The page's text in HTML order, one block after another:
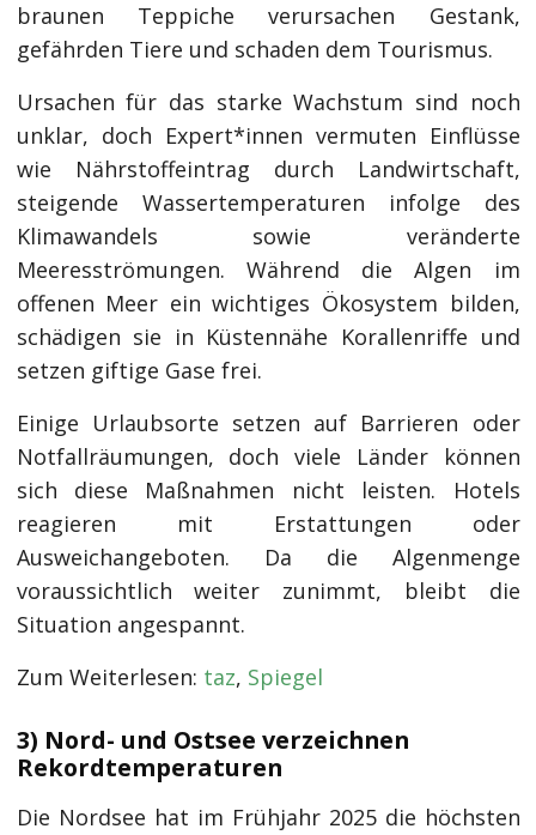
braunen Teppiche verursachen Gestank,
gefährden Tiere und schaden dem Tourismus.
Ursachen für das starke Wachstum sind noch
unklar, doch Expert*innen vermuten Einflüsse
wie Nährstoffeintrag durch Landwirtschaft,
steigende Wassertemperaturen infolge des
Klimawandels sowie veränderte
Meeresströmungen. Während die Algen im
offenen Meer ein wichtiges Ökosystem bilden,
schädigen sie in Küstennähe Korallenriffe und
setzen giftige Gase frei.
Einige Urlaubsorte setzen auf Barrieren oder
Notfallräumungen, doch viele Länder können
sich diese Maßnahmen nicht leisten. Hotels
reagieren mit Erstattungen oder
Ausweichangeboten. Da die Algenmenge
voraussichtlich weiter zunimmt, bleibt die
Situation angespannt.
Zum Weiterlesen: taz, Spiegel
3) Nord- und Ostsee verzeichnen
Rekordtemperaturen
Die Nordsee hat im Frühjahr 2025 die höchsten